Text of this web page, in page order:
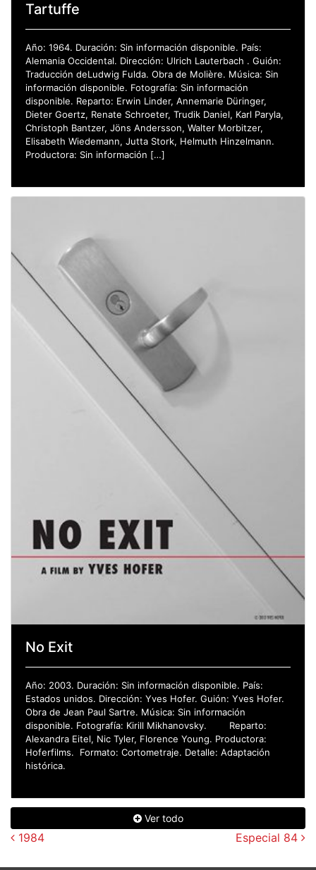
Tartuffe
Año: 1964. Duración: Sin información disponible. País:
Alemania Occidental. Dirección: Ulrich Lauterbach . Guión:
Traducción deLudwig Fulda. Obra de Molière. Música: Sin
información disponible. Fotografía: Sin información
disponible. Reparto: Erwin Linder, Annemarie Düringer,
Dieter Goertz, Renate Schroeter, Trudik Daniel, Karl Paryla,
Christoph Bantzer, Jöns Andersson, Walter Morbitzer,
Elisabeth Wiedemann, Jutta Stork, Helmuth Hinzelmann.
Productora: Sin información […]
No Exit
Año: 2003. Duración: Sin información disponible. País:
Estados unidos. Dirección: Yves Hofer. Guión: Yves Hofer.
Obra de Jean Paul Sartre. Música: Sin información
disponible. Fotografía: Kirill Mikhanovsky. Reparto:
Alexandra Eitel, Nic Tyler, Florence Young. Productora:
Hoferfilms. Formato: Cortometraje. Detalle: Adaptación
histórica.
Ver todo
Navegación de entradas
1984 Especial 84